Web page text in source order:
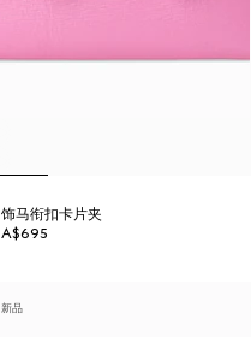
饰马衔扣卡片夹
A$695
新品